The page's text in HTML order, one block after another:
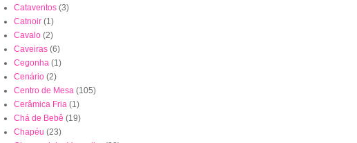
Cataventos (3)
Catnoir (1)
Cavalo (2)
Caveiras (6)
Cegonha (1)
Cenário (2)
Centro de Mesa (105)
Cerâmica Fria (1)
Chá de Bebê (19)
Chapéu (23)